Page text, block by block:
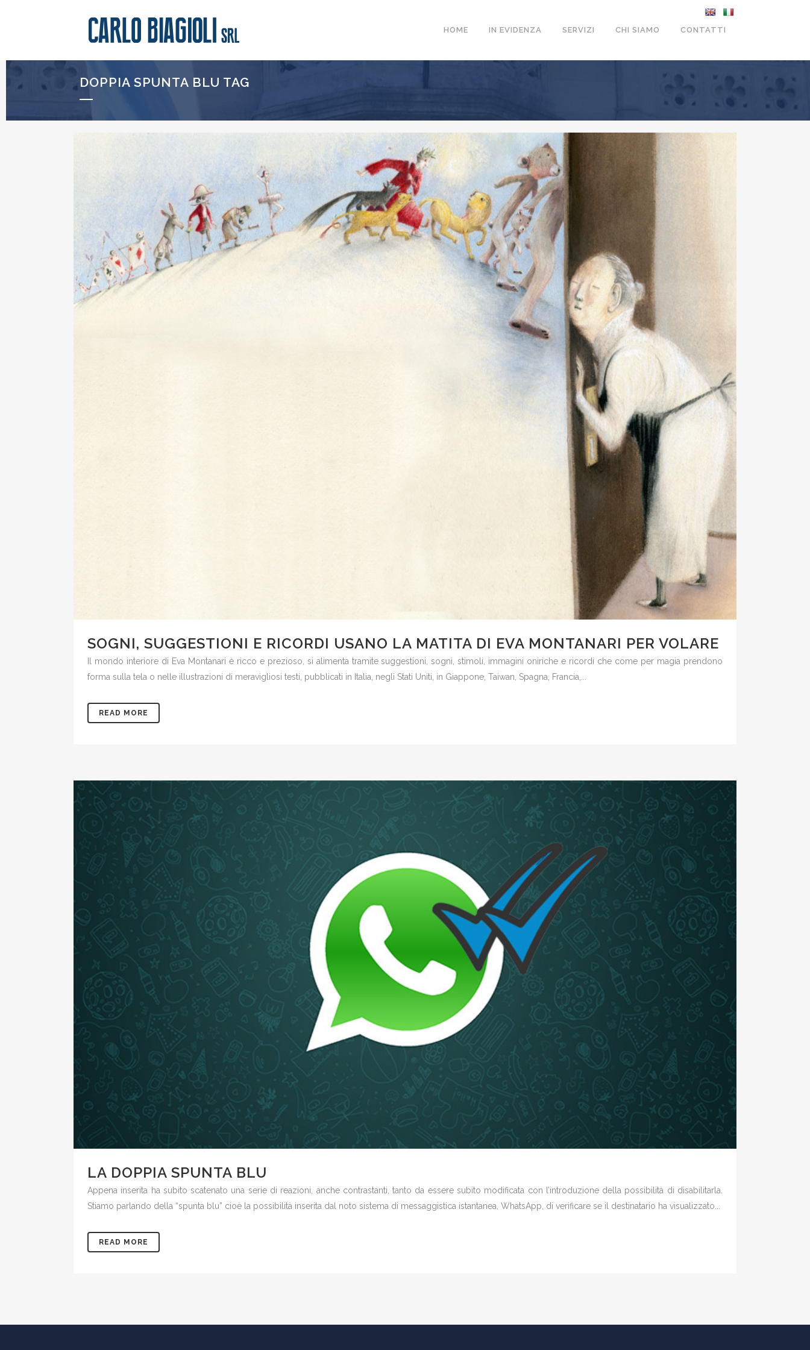
HOME IN EVIDENZA SERVIZI CHI SIAMO CONTATTI
DOPPIA SPUNTA BLU TAG
SOGNI, SUGGESTIONI E RICORDI USANO LA MATITA DI EVA MONTANARI PER VOLARE
Il mondo interiore di Eva Montanari è ricco e prezioso, si alimenta tramite suggestioni, sogni, stimoli, immagini oniriche e ricordi che come per magia prendono
forma sulla tela o nelle illustrazioni di meravigliosi testi, pubblicati in Italia, negli Stati Uniti, in Giappone, Taiwan, Spagna, Francia,...
READ MORE
LA DOPPIA SPUNTA BLU
Appena inserita ha subito scatenato una serie di reazioni, anche contrastanti, tanto da essere subito modificata con l’introduzione della possibilità di disabilitarla.
Stiamo parlando della “spunta blu” cioè la possibilità inserita dal noto sistema di messaggistica istantanea, WhatsApp, di verificare se il destinatario ha visualizzato...
READ MORE